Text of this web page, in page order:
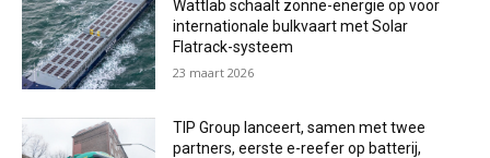
Wattlab schaalt zonne-energie op voor
internationale bulkvaart met Solar
Flatrack-systeem
23 maart 2026
TIP Group lanceert, samen met twee
partners, eerste e-reefer op batterij,